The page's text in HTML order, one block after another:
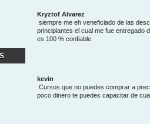
Kryztof Alvarez
siempre me eh veneficiado de las
principiantes el cual me fue entregado
es 100 % confiable
kevin
Cursos que no puedes comprar a
poco dinero te puedes capacitar de